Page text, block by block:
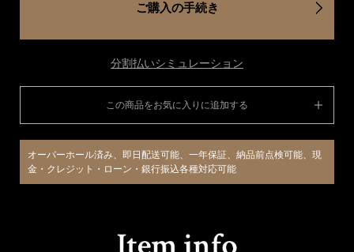
ご購入の手続き
分割払いシミュレーション
この商品をお気に入りに追加する
オーバーホール済み、即日配送可能、一年保証、納品前点検可能、現
金・クレジット・ローン・銀行振込各種対応可能